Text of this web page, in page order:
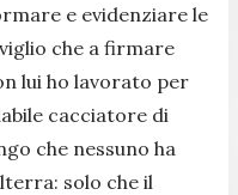
e evidenziare le
che a firmare
lui ho lavorato per
cacciatore di
che nessuno ha
solo che il